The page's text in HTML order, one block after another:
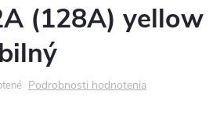
(128A) yellow
Podrobnosti hodnotenia